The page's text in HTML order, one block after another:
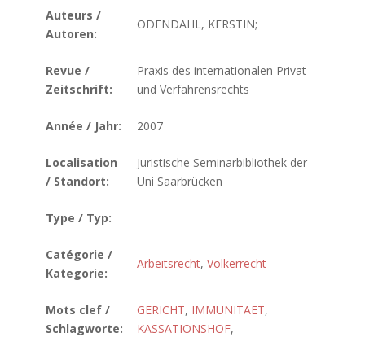
Auteurs /
Autoren:
ODENDAHL, KERSTIN;
Revue /
Zeitschrift:
Praxis des internationalen Privat-
und Verfahrensrechts
Année / Jahr: 2007
Localisation
/ Standort:
Juristische Seminarbibliothek der
Uni Saarbrücken
Type / Typ:
Catégorie /
Kategorie:
Arbeitsrecht, Völkerrecht
Mots clef /
Schlagworte:
GERICHT, IMMUNITAET,
KASSATIONSHOF,